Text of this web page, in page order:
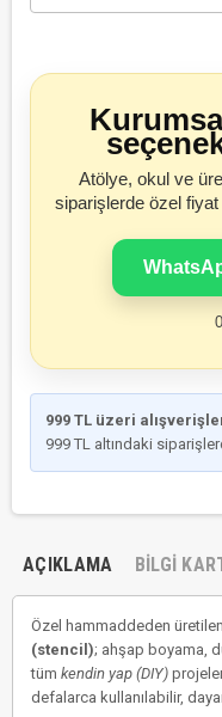
Atölye, okul ve
siparişlerde özel
999 TL üzeri
999 TL altındaki
AÇIKLAMA BILGI
Özel hammaddeden
(stencil); ahşap boyama,
tüm kendin yap (DIY)
defalarca kullanılabilir,